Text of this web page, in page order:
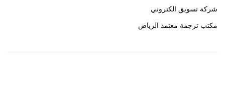
شركة تسويق الكتروني
مكتب ترجمة معتمد الرياض